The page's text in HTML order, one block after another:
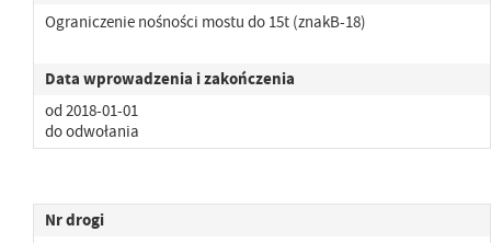
Ograniczenie nośności mostu do 15t (znakB-18)
Data wprowadzenia i zakończenia
od 2018-01-01
do odwołania
Nr drogi